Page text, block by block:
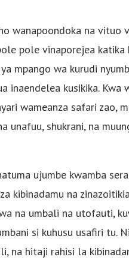
wanapoondoka na vituo
pole vinaporejea katika
mpango wa kurudi
inaendelea kusikika. Kwa
wameanza safari zao,
unafuu, shukrani, na
ujumbe kwamba
kibinadamu na
na umbali na utofauti,
si kuhusu usafiri tu.
na hitaji rahisi la